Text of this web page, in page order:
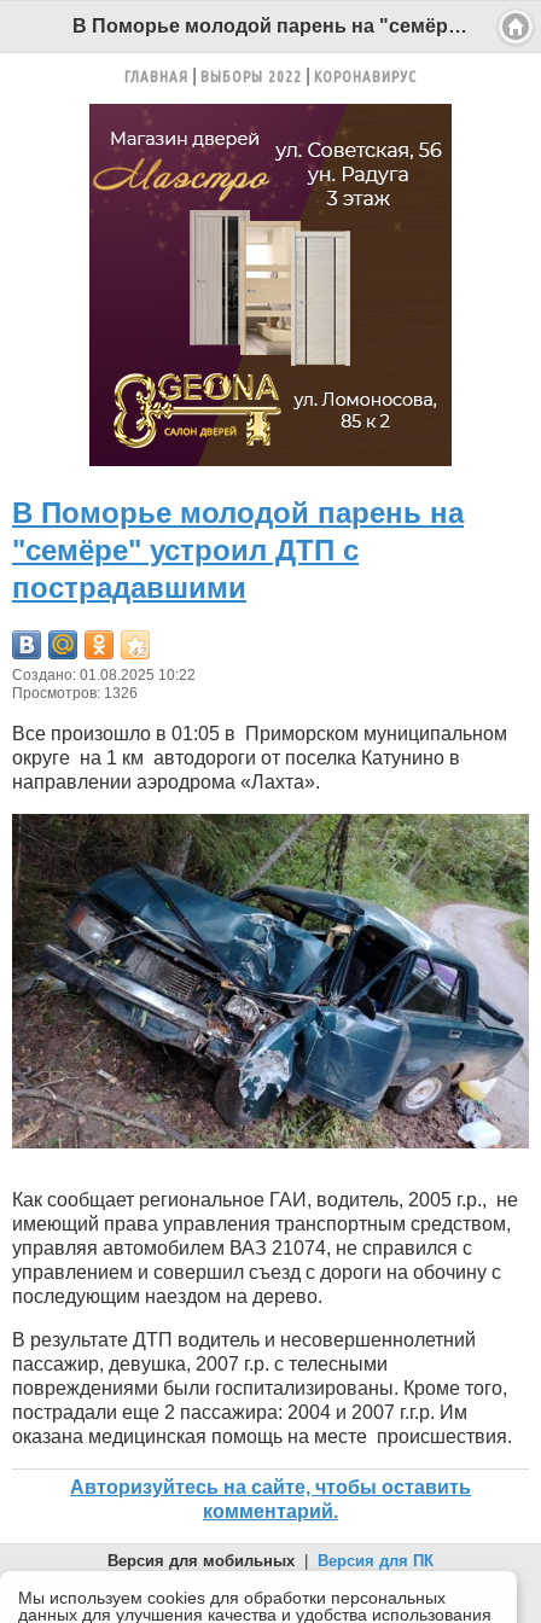
В Поморье молодой парень на "семёре" устроил ДТП с пострадавшими - Беломорканал Северодвинск tv29.ru
ГЛАВНАЯ ВЫБОРЫ 2022 КОРОНАВИРУС
В Поморье молодой парень на
"семёре" устроил ДТП с
пострадавшими
Создано: 01.08.2025 10:22
Просмотров: 1326
Все произошло в 01:05 в Приморском муниципальном
округе на 1 км автодороги от поселка Катунино в
направлении аэродрома «Лахта».
Как сообщает региональное ГАИ, водитель, 2005 г.р., не
имеющий права управления транспортным средством,
управляя автомобилем ВАЗ 21074, не справился с
управлением и совершил съезд с дороги на обочину с
последующим наездом на дерево.
В результате ДТП водитель и несовершеннолетний
пассажир, девушка, 2007 г.р. с телесными
повреждениями были госпитализированы. Кроме того,
пострадали еще 2 пассажира: 2004 и 2007 г.г.р. Им
оказана медицинская помощь на месте происшествия.
Авторизуйтесь на сайте, чтобы оставить
комментарий.
Версия для мобильных
Версия для ПК
© 2026 Беломорканал Северодвинск tv29.ru
Joomla!is Free Software released under the GNU General Public
Мы используем cookies для обработки персональных
данных для улучшения качества и удобства использования